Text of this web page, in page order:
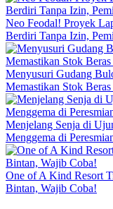
Neo Feodal! Proyek
Berdiri Tanpa Izin,
Menyusuri Gudang
Memastikan Stok
Menjelang Senja di
Menggema di
One of A Kind Resort
Bintan, Wajib Coba!